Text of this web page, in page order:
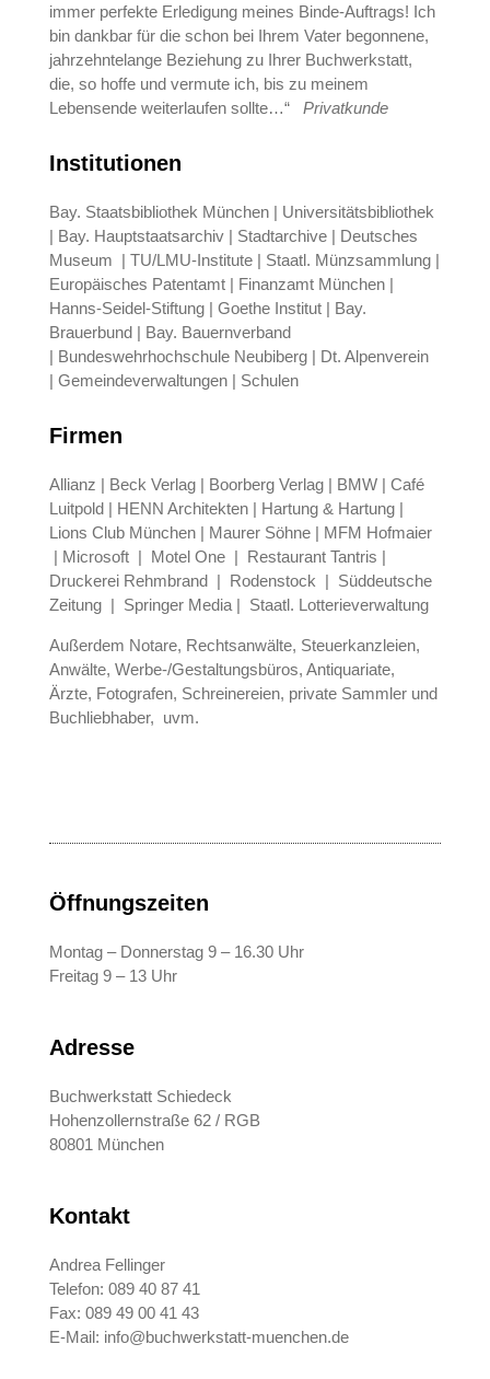
immer perfekte Erledigung meines Binde-Auftrags! Ich
bin dankbar für die schon bei Ihrem Vater begonnene,
jahrzehntelange Beziehung zu Ihrer Buchwerkstatt,
die, so hoffe und vermute ich, bis zu meinem
Lebensende weiterlaufen sollte…“ Privatkunde
Institutionen
Bay. Staatsbibliothek München | Universitätsbibliothek
| Bay. Hauptstaatsarchiv | Stadtarchive | Deutsches
Museum | TU/LMU-Institute | Staatl. Münzsammlung |
Europäisches Patentamt | Finanzamt München |
Hanns-Seidel-Stiftung | Goethe Institut | Bay.
Brauerbund | Bay. Bauernverband
| Bundeswehrhochschule Neubiberg | Dt. Alpenverein
| Gemeindeverwaltungen | Schulen
Firmen
Allianz | Beck Verlag | Boorberg Verlag | BMW | Café
Luitpold | HENN Architekten | Hartung & Hartung |
Lions Club München | Maurer Söhne | MFM Hofmaier
| Microsoft | Motel One | Restaurant Tantris |
Druckerei Rehmbrand | Rodenstock | Süddeutsche
Zeitung | Springer Media | Staatl. Lotterieverwaltung
Außerdem Notare, Rechtsanwälte, Steuerkanzleien,
Anwälte, Werbe-/Gestaltungsbüros, Antiquariate,
Ärzte, Fotografen, Schreinereien, private Sammler und
Buchliebhaber, uvm.
Öffnungszeiten
Montag – Donnerstag 9 – 16.30 Uhr
Freitag 9 – 13 Uhr
Adresse
Buchwerkstatt Schiedeck
Hohenzollernstraße 62 / RGB
80801 München
Kontakt
Andrea Fellinger
Telefon: 089 40 87 41
Fax: 089 49 00 41 43
E-Mail: info@buchwerkstatt-muenchen.de